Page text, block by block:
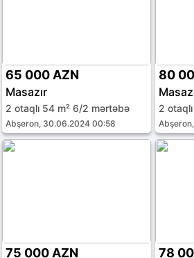
65 000 AZN
Masazır
2 otaqlı 54 m² 6/2 mərtəbə
Abşeron, 30.06.2024 00:58
80
2
75 000 AZN 78